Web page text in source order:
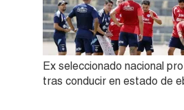
Ex seleccionado nacional
tras conducir en estado de